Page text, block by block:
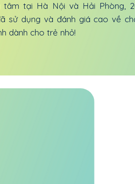
tâm tại Hà Nội và Hải Phòng,
sử dụng và đánh giá cao về
dành cho trẻ nhỏ!